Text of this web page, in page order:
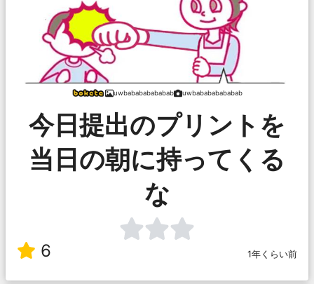
uwbabababababab uwbabababababab
今日提出のプリントを
当日の朝に持ってくる
な
6 1年くらい前